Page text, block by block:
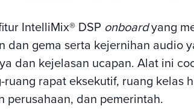
IntelliMix®️ DSP onboardyang
dan gema serta kejernihan audio
dan kejelasan ucapan. Alat ini
ruang rapat eksekutif, ruang kelas
perusahaan, dan pemerintah.